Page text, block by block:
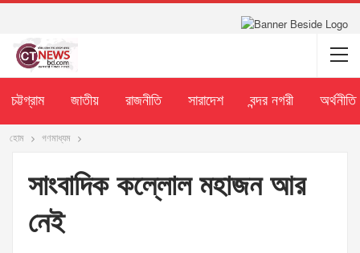
চট্টগ্রাম জাতীয় রাজনীতি সারাদেশ বন্দর নগরী অর্থনীতি
হোম গণমাধ্যম
সাংবাদিক কল্লোল মহাজন আর
নেই